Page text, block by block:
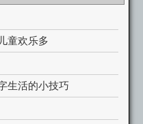
童欢乐多
生活的小技巧